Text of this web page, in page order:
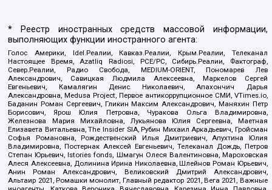
* Реестр иностранных средств массовой информации,
выполняющих функции иностранного агента:
Голос Америки, Idel.Реалии, Кавказ.Реалии, Крым.Реалии, Телеканал
Настоящее Время, Azatliq Radiosi, PCE/PC, Сибирь.Реалии, Фактограф,
Север.Реалии, Радио Свобода, MEDIUM-ORIENT, Пономарев Лев
Александрович, Савицкая Людмила Алексеевна, Маркелов Сергей
Евгеньевич, Камалягин Денис Николаевич, Апахончич Дарья
Александровна, Medusa Project, Первое антикоррупционное СМИ, VTimes.io,
Баданин Роман Сергеевич, Гликин Максим Александрович, Маняхин Петр
Борисович, Ярош Юлия Петровна, Чуракова Ольга Владимировна,
Железнова Мария Михайловна, Лукьянова Юлия Сергеевна, Маетная
Елизавета Витальевна, The Insider SIA, Рубин Михаил Аркадьевич, Гройсман
Софья Романовна, Рождественский Илья Дмитриевич, Апухтина Юлия
Владимировна, Постернак Алексей Евгеньевич, Телеканал Дождь, Петров
Степан Юрьевич, Istories fonds, Шмагун Олеся Валентиновна, Мароховская
Алеся Алексеевна, Долинина Ирина Николаевна, Шлейнов Роман Юрьевич,
Анин Роман Александрович, Великовский Дмитрий Александрович,
Альтаир 2021, Ромашки монолит, Главный редактор 2021, Вега 2021, Важные